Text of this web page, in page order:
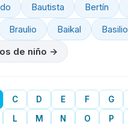
Bautista Bertín
Braulio Baikal
Basilio
de niño →
C D E F G
L M N O P